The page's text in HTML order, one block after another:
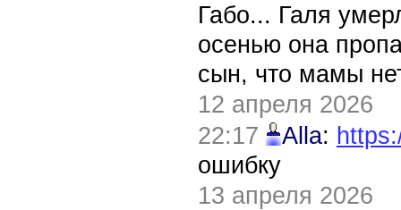
Габо... Галя
осенью она
сын, что мамы
12 апреля 2026
22:17
Alla:
ошибку
13 апреля 2026